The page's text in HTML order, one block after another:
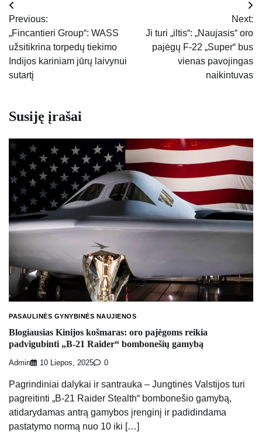
Navigacija
tarp
įrašų
Previous:
„Fincantieri Group“: WASS
užsitikrina torpedų tiekimo
Indijos kariniam jūrų laivynui
sutartį
Next:
Ji turi „iltis“: „Naujasis“ oro
pajėgų F-22 „Super“ bus
vienas pavojingas
naikintuvas
Susiję įrašai
PASAULINĖS GYNYBINĖS NAUJIENOS
Blogiausias Kinijos košmaras: oro pajėgoms reikia
padvigubinti „B-21 Raider“ bombonešių gamybą
Admin 10 Liepos, 2025 0
Pagrindiniai dalykai ir santrauka – Jungtinės Valstijos turi
pagreitinti „B-21 Raider Stealth“ bombonešio gamybą,
atidarydamas antrą gamybos įrenginį ir padidindama
pastatymo normą nuo 10 iki […]